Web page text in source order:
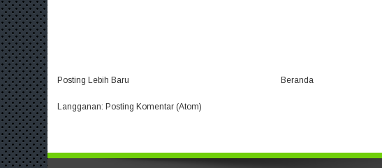
Posting Lebih Baru Beranda
Langganan: Posting Komentar (Atom)